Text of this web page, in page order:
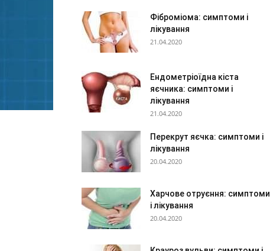
Фіброміома: симптоми і
лікування
21.04.2020
Ендометріоїдна кіста
яєчника: симптоми і
лікування
21.04.2020
Перекрут яєчка: симптоми і
лікування
20.04.2020
Харчове отруєння: симптоми
і лікування
20.04.2020